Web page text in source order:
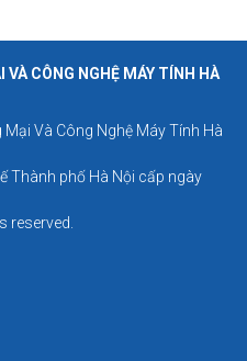
CÔNG NGHỆ MÁY TÍNH HÀ
Và Công Nghệ Máy Tính Hà
Thành phố Hà Nội cấp ngày
reserved.